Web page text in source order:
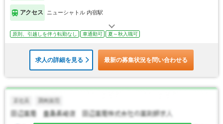
アクセス ニューシャトル 内宿駅
原則、引越しを伴う転勤なし 車通勤可 夏～秋入職可
求人の詳細を見る 最新の募集状況を問い合わせる